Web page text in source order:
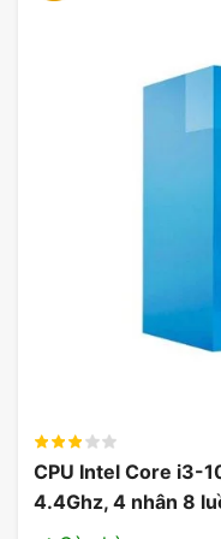
Đặc biệt, WD
nghiệm trong các
khả năng phục hồi
doanh nghiệp một
4. Tiết kiệm
HC310 6TB vẫn
năng. Việc giảm
Đây là yếu tố quan
đang tìm kiếm các
về chi phí trong
CPU Intel Core i3-
4.4Ghz, 4 nhân 8
03/2025